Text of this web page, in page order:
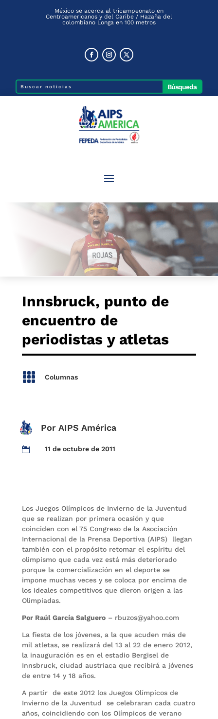
México se acerca al tricampeonato en
Centroamericanos y del Caribe / Hazaña del
colombiano Longa en 100 metros
Innsbruck, punto de
encuentro de
periodistas y atletas
 Columnas
Por AIPS América
 11 de octubre de 2011
Los Juegos Olímpicos de Invierno de la Juventud
que se realizan por primera ocasión y que
coinciden con el 75 Congreso de la Asociación
Internacional de la Prensa Deportiva (AIPS) llegan
también con el propósito retomar el espíritu del
olimpismo que cada vez está más deteriorado
porque la comercialización en el deporte se
impone muchas veces y se coloca por encima de
los ideales competitivos que dieron origen a las
Olimpiadas.
Por Raúl García Salguero– rbuzos@yahoo.com
La fiesta de los jóvenes, a la que acuden más de
mil atletas, se realizará del 13 al 22 de enero 2012,
la inauguración es en el estadio Bergisel de
Innsbruck, ciudad austriaca que recibirá a jóvenes
de entre 14 y 18 años.
A partir de este 2012 los Juegos Olímpicos de
Invierno de la Juventud se celebraran cada cuatro
años, coincidiendo con los Olímpicos de verano